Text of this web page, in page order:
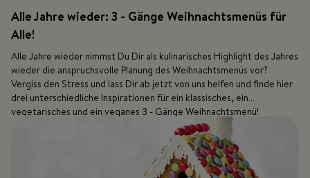
Alle Jahre wieder: 3 - Gänge Weihnachtsmenüs für
Alle!
Alle Jahre wieder nimmst Du Dir als kulinarisches Highlight des Jahres
wieder die anspruchsvolle Planung des Weihnachtsmenüs vor?
Vergiss den Stress und lass Dir ab jetzt von uns helfen und finde hier
drei unterschiedliche Inspirationen für ein klassisches, ein
vegetarisches und ein veganes 3 - Gänge Weihnachtsmenü!